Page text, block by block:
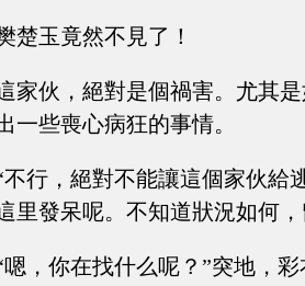
楚玉竟然不見了！
家伙，絕對是個禍害。尤其
一些喪心病狂的事情。
不行，絕對不能讓這個家伙給
里發呆呢。不知道狀況如何
嗯，你在找什么呢？”突地，